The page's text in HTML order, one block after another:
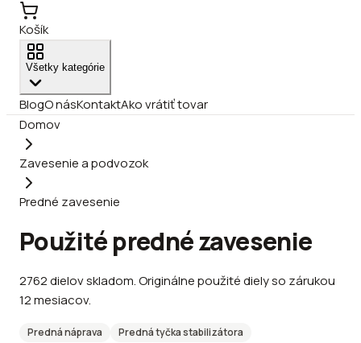
Košík
Všetky kategórie
BlogO násKontaktAko vrátiť tovar
Domov
Zavesenie a podvozok
Predné zavesenie
Použité predné zavesenie
2762dielovskladom.Originálne použité diely so zárukou
12 mesiacov.
Predná náprava
Predná tyčka stabilizátora